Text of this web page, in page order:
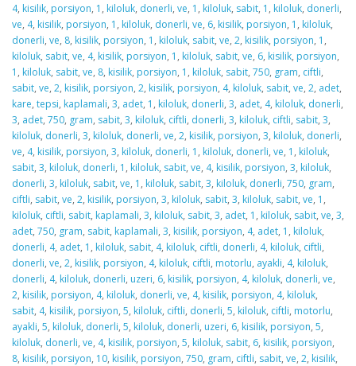
4, kisilik, porsiyon, 1 , kiloluk, donerli, ve, 1 , kiloluk, sabit, 1 , kiloluk, donerli,
ve, 4, kisilik, porsiyon, 1 , kiloluk, donerli, ve, 6, kisilik, porsiyon, 1 , kiloluk,
donerli, ve, 8, kisilik, porsiyon, 1 , kiloluk, sabit, ve, 2, kisilik, porsiyon, 1 ,
kiloluk, sabit, ve, 4, kisilik, porsiyon, 1 , kiloluk, sabit, ve, 6, kisilik, porsiyon,
1 , kiloluk, sabit, ve, 8, kisilik, porsiyon, 1 , kiloluk, sabit, 750, gram, ciftli,
sabit, ve, 2, kisilik, porsiyon, 2, kisilik, porsiyon, 4, kiloluk, sabit, ve, 2, adet,
kare, tepsi, kaplamali, 3, adet, 1 , kiloluk, donerli, 3, adet, 4, kiloluk, donerli,
3, adet, 750, gram, sabit, 3, kiloluk, ciftli, donerli, 3, kiloluk, ciftli, sabit, 3,
kiloluk, donerli, 3, kiloluk, donerli, ve, 2, kisilik, porsiyon, 3, kiloluk, donerli,
ve, 4, kisilik, porsiyon, 3, kiloluk, donerli, 1 , kiloluk, donerli, ve, 1 , kiloluk,
sabit, 3, kiloluk, donerli, 1 , kiloluk, sabit, ve, 4, kisilik, porsiyon, 3, kiloluk,
donerli, 3, kiloluk, sabit, ve, 1 , kiloluk, sabit, 3, kiloluk, donerli, 750, gram,
ciftli, sabit, ve, 2, kisilik, porsiyon, 3, kiloluk, sabit, 3, kiloluk, sabit, ve, 1 ,
kiloluk, ciftli, sabit, kaplamali, 3, kiloluk, sabit, 3, adet, 1 , kiloluk, sabit, ve, 3,
adet, 750, gram, sabit, kaplamali, 3, kisilik, porsiyon, 4, adet, 1 , kiloluk,
donerli, 4, adet, 1 , kiloluk, sabit, 4, kiloluk, ciftli, donerli, 4, kiloluk, ciftli,
donerli, ve, 2, kisilik, porsiyon, 4, kiloluk, ciftli, motorlu, ayakli, 4, kiloluk,
donerli, 4, kiloluk, donerli, uzeri, 6, kisilik, porsiyon, 4, kiloluk, donerli, ve,
2, kisilik, porsiyon, 4, kiloluk, donerli, ve, 4, kisilik, porsiyon, 4, kiloluk,
sabit, 4, kisilik, porsiyon, 5, kiloluk, ciftli, donerli, 5, kiloluk, ciftli, motorlu,
ayakli, 5, kiloluk, donerli, 5, kiloluk, donerli, uzeri, 6, kisilik, porsiyon, 5,
kiloluk, donerli, ve, 4, kisilik, porsiyon, 5, kiloluk, sabit, 6, kisilik, porsiyon,
8, kisilik, porsiyon, 10, kisilik, porsiyon, 750, gram, ciftli, sabit, ve, 2, kisilik,